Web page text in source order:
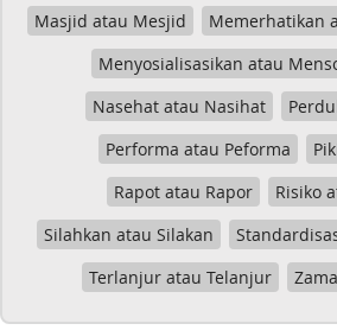
Masjid atau Mesjid
Memerhatikan
Menyosialisasikan atau
Nasehat atau Nasihat
Performa atau Peforma
Rapot atau Rapor
Risiko
Silahkan atau Silakan
Terlanjur atau Telanjur